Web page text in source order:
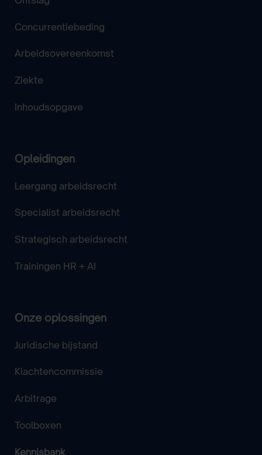
Concurrentiebeding
Arbeidsovereenkomst
Ziekte
Inhoudsopgave
Opleidingen
Leergang arbeidsrecht
Specialist arbeidsrecht
Strategisch arbeidsrecht
Trainingen HR + AI
Onze oplossingen
Juridische bijstand
Klachtencommissie
Arbitrage
Toolboxen
Kennisbank